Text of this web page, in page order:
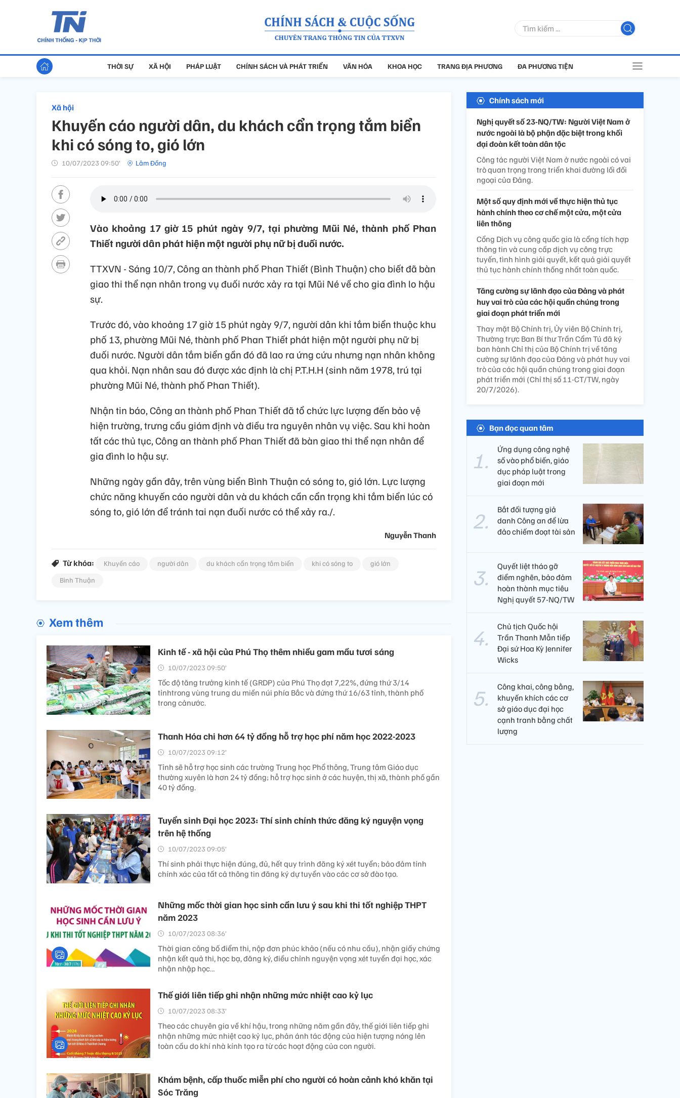
THỜI SỰ XÃ HỘI PHÁP LUẬT CHÍNH SÁCH VÀ PHÁT TRIỂN VĂN HÓA KHOA HỌC TRANG ĐỊA PHƯƠNG ĐA PHƯƠNG TIỆN
Xã hội
Khuyến cáo người dân, du khách cẩn trọng tắm biển
khi có sóng to, gió lớn
10/07/2023 09:50’ Lâm Đồng
Vào khoảng 17 giờ 15 phút ngày 9/7, tại phường Mũi Né, thành phố Phan
Thiết người dân phát hiện một người phụ nữ bị đuối nước.
TTXVN - Sáng 10/7, Công an thành phố Phan Thiết (Bình Thuận) cho biết đã bàn
giao thi thể nạn nhân trong vụ đuối nước xảy ra tại Mũi Né về cho gia đình lo hậu
sự.
Trước đó, vào khoảng 17 giờ 15 phút ngày 9/7, người dân khi tắm biển thuộc khu
phố 13, phường Mũi Né, thành phố Phan Thiết phát hiện một người phụ nữ bị
đuối nước. Người dân tắm biển gần đó đã lao ra ứng cứu nhưng nạn nhân không
qua khỏi. Nạn nhân sau đó được xác định là chị P.T.H.H (sinh năm 1978, trú tại
phường Mũi Né, thành phố Phan Thiết).
Nhận tin báo, Công an thành phố Phan Thiết đã tổ chức lực lượng đến bảo vệ
hiện trường, trưng cầu giám định và điều tra nguyên nhân vụ việc. Sau khi hoàn
tất các thủ tục, Công an thành phố Phan Thiết đã bàn giao thi thể nạn nhân để
gia đình lo hậu sự.
Những ngày gần đây, trên vùng biển Bình Thuận có sóng to, gió lớn. Lực lượng
chức năng khuyến cáo người dân và du khách cần cẩn trọng khi tắm biển lúc có
sóng to, gió lớn để tránh tai nạn đuối nước có thể xảy ra./.
Nguyễn Thanh
Từ khóa: Khuyến cáo người dân du khách cẩn trọng tắm biển khi có sóng to
gió lớn
Bình Thuận
Xem thêm
Kinh tế - xã hội của Phú Thọ thêm nhiều gam mầu tươi sáng
10/07/2023 09:50’
Tốc độ tăng trưởng kinh tế (GRDP) của Phú Thọ đạt 7,22%, đứng thứ 3/14
tỉnhtrong vùng trung du miền núi phía Bắc và đứng thứ 16/63 tỉnh, thành phố
trong cảnước.
Thanh Hóa chi hơn 64 tỷ đồng hỗ trợ học phí năm học 2022-2023
10/07/2023 09:12’
Tỉnh sẽ hỗ trợ học sinh các trường Trung học Phổ thông, Trung tâm Giáo dục
thường xuyên là hơn 24 tỷ đồng; hỗ trợ học sinh ở các huyện, thị xã, thành phố gần
40 tỷ đồng.
Tuyển sinh Đại học 2023: Thí sinh chính thức đăng ký nguyện vọng
trên hệ thống
10/07/2023 09:05’
Thí sinh phải thực hiện đúng, đủ, hết quy trình đăng ký xét tuyển; bảo đảm tính
chính xác của tất cả thông tin đăng ký dự tuyển vào các cơ sở đào tạo.
Những mốc thời gian học sinh cần lưu ý sau khi thi tốt nghiệp THPT
năm 2023
10/07/2023 08:36’
Thời gian công bố điểm thi, nộp đơn phúc khảo (nếu có nhu cầu), nhận giấy chứng
nhận kết quả thi, học bạ, đăng ký, điều chỉnh nguyện vọng xét tuyển đại học, xác
nhận nhập học…
Thế giới liên tiếp ghi nhận những mức nhiệt cao kỷ lục
10/07/2023 08:33’
Theo các chuyên gia về khí hậu, trong những năm gần đây, thế giới liên tiếp ghi
nhận những mức nhiệt cao kỷ lục, phản ánh tác động của hiện tượng nóng lên
toàn cầu do khí nhà kính tạo ra từ các hoạt động của con người.
Khám bệnh, cấp thuốc miễn phí cho người có hoàn cảnh khó khăn tại
Sóc Trăng
Chính sách mới
Nghị quyết số 23-NQ/TW: Người Việt Nam ở
nước ngoài là bộ phận đặc biệt trong khối
đại đoàn kết toàn dân tộc
Công tác người Việt Nam ở nước ngoài có vai
trò quan trọng trong triển khai đường lối đối
ngoại của Đảng.
Một số quy định mới về thực hiện thủ tục
hành chính theo cơ chế một cửa, một cửa
liên thông
Cổng Dịch vụ công quốc gia là cổng tích hợp
thông tin và cung cấp dịch vụ công trực
tuyến, tình hình giải quyết, kết quả giải quyết
thủ tục hành chính thống nhất toàn quốc.
Tăng cường sự lãnh đạo của Đảng và phát
huy vai trò của các hội quần chúng trong
giai đoạn phát triển mới
Thay mặt Bộ Chính trị, Ủy viên Bộ Chính trị,
Thường trực Ban Bí thư Trần Cẩm Tú đã ký
ban hành Chỉ thị của Bộ Chính trị về tăng
cường sự lãnh đạo của Đảng và phát huy vai
trò của các hội quần chúng trong giai đoạn
phát triển mới (Chỉ thị số 11-CT/TW, ngày
20/7/2026).
Bạn đọc quan tâm
Ứng dụng công nghệ
số vào phổ biến, giáo
dục pháp luật trong
giai đoạn mới
Bắt đối tượng giả
danh Công an để lừa
đảo chiếm đoạt tài sản
Quyết liệt tháo gỡ
điểm nghẽn, bảo đảm
hoàn thành mục tiêu
Nghị quyết 57-NQ/TW
Chủ tịch Quốc hội
Trần Thanh Mẫn tiếp
Đại sứ Hoa Kỳ Jennifer
Wicks
Công khai, công bằng,
khuyến khích các cơ
sở giáo dục đại học
cạnh tranh bằng chất
lượng​